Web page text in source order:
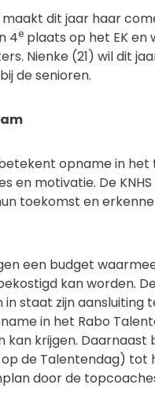
dit jaar haar
4e plaats op het EK en
Nienke (21) wil dit
de senioren.
opname in
en motivatie. De
toekomst en
een budget
kan worden.
staat zijn aansluiting
in het Rabo
kan krijgen.
de Talentendag) tot
door de